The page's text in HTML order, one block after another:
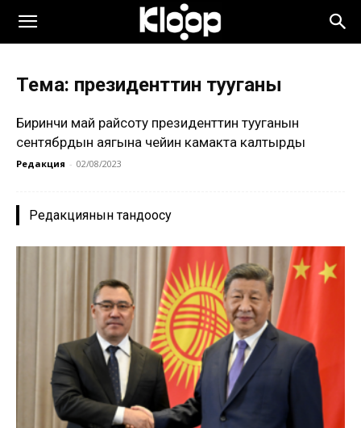
Тема: президенттин тууганы
Биринчи май райсоту президенттин тууганын
сентябрдын аягына чейин камакта калтырды
Редакция - 02/08/2023
Редакциянын тандоосу